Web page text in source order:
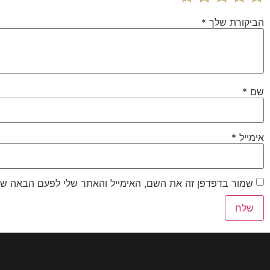
הביקורת שלך *
שם *
אימייל *
שמור בדפדפן זה את השם, האימייל והאתר שלי לפעם הבאה